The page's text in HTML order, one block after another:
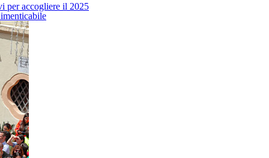
per accogliere il 2025